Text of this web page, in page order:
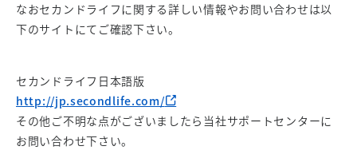
なおセカンドライフに関する詳しい情報やお問い合わせは以
下のサイトにてご確認下さい。
セカンドライフ日本語版
http://jp.secondlife.com/
その他ご不明な点がございましたら当社サポートセンターに
お問い合わせ下さい。